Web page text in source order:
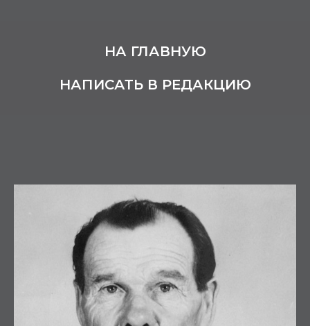
НА ГЛАВНУЮ
НАПИСАТЬ В РЕДАКЦИЮ